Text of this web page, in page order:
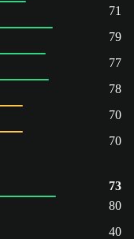
71
79
77
78
70
70
73
80
40